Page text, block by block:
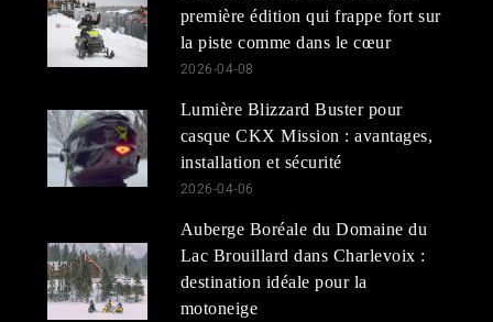
première édition qui frappe fort sur
la piste comme dans le cœur
2026-04-08
Lumière Blizzard Buster pour
casque CKX Mission : avantages,
installation et sécurité
2026-04-06
Auberge Boréale du Domaine du
Lac Brouillard dans Charlevoix :
destination idéale pour la
motoneige